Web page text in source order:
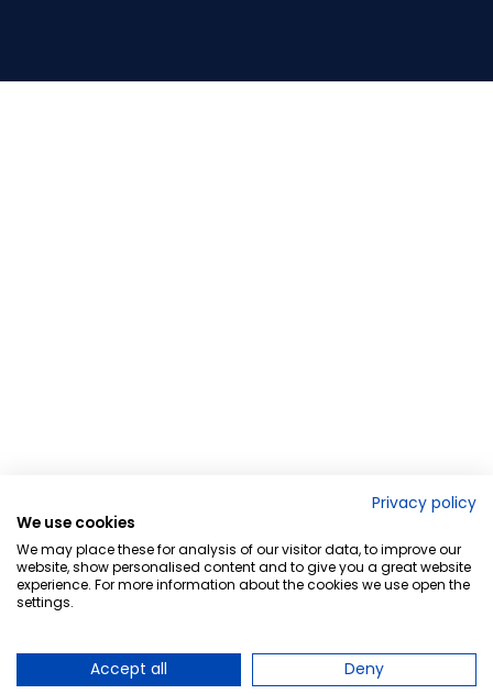
Privacy policy
We use cookies
We may place these for analysis of our visitor data, to improve our
website, show personalised content and to give you a great website
experience. For more information about the cookies we use open the
settings.
Accept all Deny